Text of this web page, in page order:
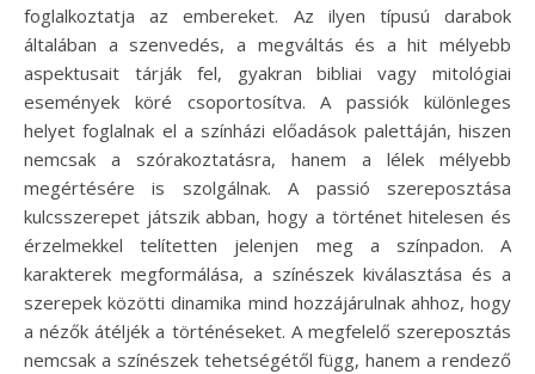
foglalkoztatja az embereket. Az ilyen típusú darabok
általában a szenvedés, a megváltás és a hit mélyebb
aspektusait tárják fel, gyakran bibliai vagy mitológiai
események köré csoportosítva. A passiók különleges
helyet foglalnak el a színházi előadások palettáján, hiszen
nemcsak a szórakoztatásra, hanem a lélek mélyebb
megértésére is szolgálnak. A passió szereposztása
kulcsszerepet játszik abban, hogy a történet hitelesen és
érzelmekkel telítetten jelenjen meg a színpadon. A
karakterek megformálása, a színészek kiválasztása és a
szerepek közötti dinamika mind hozzájárulnak ahhoz, hogy
a nézők átéljék a történéseket. A megfelelő szereposztás
nemcsak a színészek tehetségétől függ, hanem a rendező